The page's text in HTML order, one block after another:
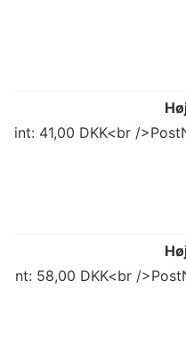
41,00 DKK<br /
58,00 DKK<br /